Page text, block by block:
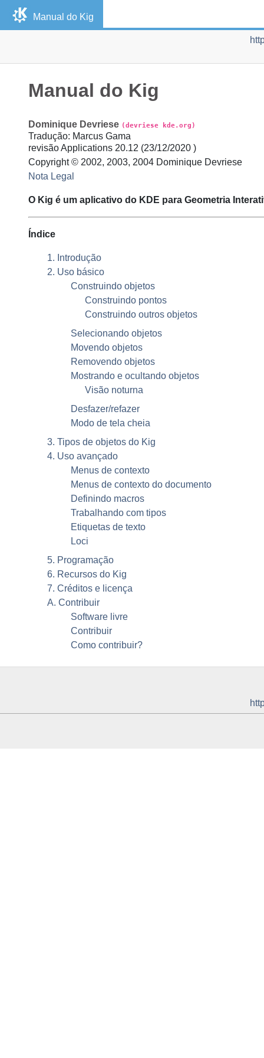
Manual do Kig
Manual do Kig
Dominique Devriese (devriese kde.org)
Tradução: Marcus Gama
revisãoApplications 20.12 (23/12/2020 )
Copyright © 2002, 2003, 2004 Dominique Devriese
Nota Legal
O Kig é um aplicativo do KDE para Geometria
Índice
1. Introdução
2. Uso básico
Construindo objetos
Construindo pontos
Construindo outros objetos
Selecionando objetos
Movendo objetos
Removendo objetos
Mostrando e ocultando objetos
Visão noturna
Desfazer/refazer
Modo de tela cheia
3. Tipos de objetos do Kig
4. Uso avançado
Menus de contexto
Menus de contexto do documento
Definindo macros
Trabalhando com tipos
Etiquetas de texto
Loci
5. Programação
6. Recursos do Kig
7. Créditos e licença
A. Contribuir
Software livre
Contribuir
Como contribuir?